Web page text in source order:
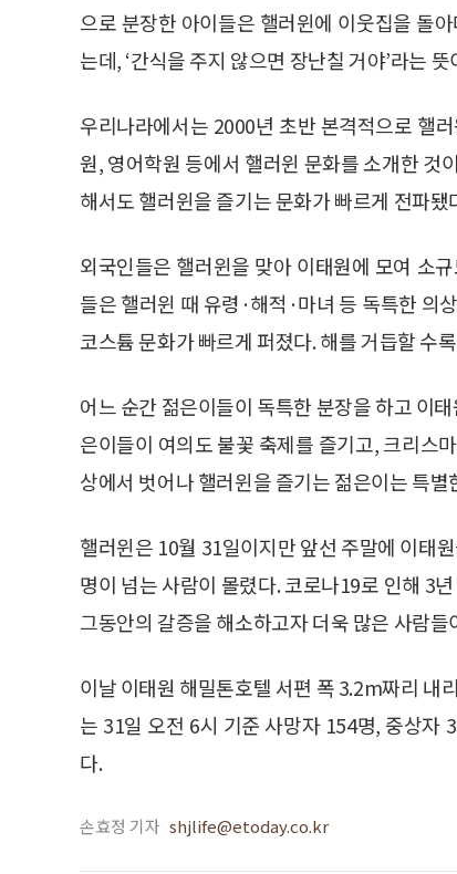
으로 분장한 아이들은 핼러윈에 이웃집을 돌
는데, ‘간식을 주지 않으면 장난칠 거야’라는 뜻
우리나라에서는 2000년 초반 본격적으로 핼
원, 영어학원 등에서 핼러윈 문화를 소개한 것
해서도 핼러윈을 즐기는 문화가 빠르게 전파됐
외국인들은 핼러윈을 맞아 이태원에 모여 소
들은 핼러윈 때 유령·해적·마녀 등 독특한 의
코스튬 문화가 빠르게 퍼졌다. 해를 거듭할 수
어느 순간 젊은이들이 독특한 분장을 하고 이
은이들이 여의도 불꽃 축제를 즐기고, 크리스
상에서 벗어나 핼러윈을 즐기는 젊은이는 특
핼러윈은 10월 31일이지만 앞선 주말에 이태
명이 넘는 사람이 몰렸다. 코로나19로 인해 3
그동안의 갈증을 해소하고자 더욱 많은 사람
이날 이태원 해밀톤호텔 서편 폭 3.2m짜리 내
는 31일 오전 6시 기준 사망자 154명, 중상자
다.
손효정 기자 shjlife@etoday.co.kr